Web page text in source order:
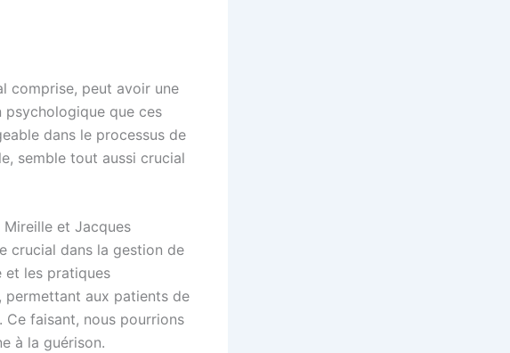
comprise, peut avoir une
psychologique que ces
dans le processus de
semble tout aussi crucial
et Jacques
crucial dans la gestion de
et les pratiques
permettant aux patients de
Ce faisant, nous pourrions
à la guérison.